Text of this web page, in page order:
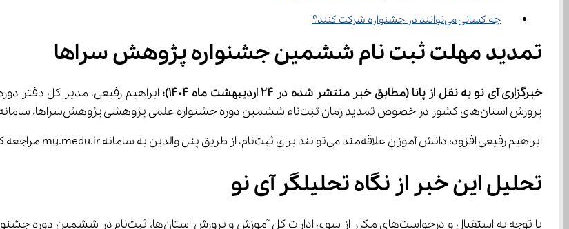
چه کسانی می‌توانند در جشنواره شرکت کنند؟
تمدید مهلت ثبت نام ششمین جشنواره پژوهش سراها
خبرگزاری آی نو به نقل از پانا (مطابق خبر منتشر شده در 24 اردیبهشت ماه 1404):
ابراهیم رفیعی، مدیر کل دفتر
پرورش استان‌های کشور در خصوص تمدید زمان ثبت‌نام ششمین دوره جشنواره علمی پژوهشی پژوهش‌سراها، سامانه ثبت‌نام تا پایان روز پنجشنبه 5 تیرماه 1404 فعال شد.
ابراهیم رفیعی افزود: دانش آموزان علاقه‌مند می‌توانند برای ثبت‌نام، از طریق پنل والدین به سامانه my.medu.ir مراجعه کنند.
تحلیل این خبر از نگاه تحلیلگر آی نو